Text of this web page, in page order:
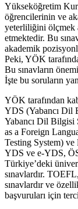
Yükseköğretim
öğrencilerinin ve
yeterliliğini ölçmek
etmektedir. Bu
akademik
Peki, YÖK
Bu sınavların
İşte bu soruların
YÖK tarafından
YDS (Yabancı Dil
Yabancı Dil Bilgisi
as a Foreign
Testing System) ve
YDS ve e-YDS,
Türkiye’deki
sınavlardır.
sınavlardır ve
başvuruları için